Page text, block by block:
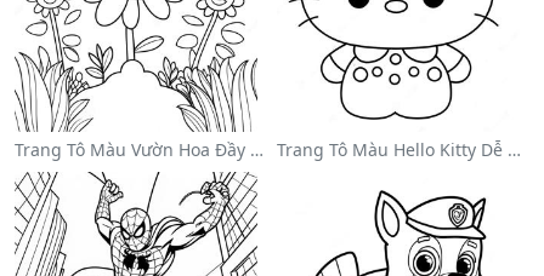
Trang Tô Màu Vườn Hoa Đầy Màu Sắc Trang Tô Màu Hello Kitty Dễ Thương Với Nơ